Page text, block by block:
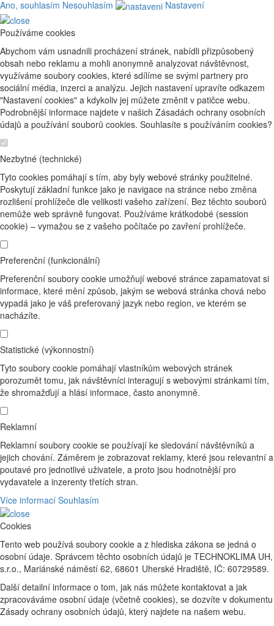
Ano, souhlasím Nesouhlasím Nastavení
Používáme cookies
Abychom vám usnadnili procházení stránek, nabídli přizpůsobený
obsah nebo reklamu a mohli anonymně analyzovat návštěvnost,
využíváme soubory cookies, které sdílíme se svými partnery pro
sociální média, inzerci a analýzu. Jejich nastavení upravíte odkazem
"Nastavení cookies" a kdykoliv jej můžete změnit v patičce webu.
Podrobnější informace najdete v našich Zásadách ochrany osobních
údajů a používání souborů cookies. Souhlasíte s používáním cookies?
Nezbytné (technické)
Tyto cookies pomáhají s tím, aby byly webové stránky použitelné.
Poskytují základní funkce jako je navigace na stránce nebo změna
rozlišení prohlížeče dle velikosti vašeho zařízení. Bez těchto souborů
nemůže web správně fungovat. Používáme krátkodobé (session
cookie) – vymažou se z vašeho počítače po zavření prohlížeče.
Preferenční (funkcionální)
Preferenční soubory cookie umožňují webové stránce zapamatovat si
informace, které mění způsob, jakým se webová stránka chová nebo
vypadá jako je váš preferovaný jazyk nebo region, ve kterém se
nacházíte.
Statistické (výkonnostní)
Tyto soubory cookie pomáhají vlastníkům webových stránek
porozumět tomu, jak návštěvníci interagují s webovými stránkami tím,
že shromažďují a hlásí informace, často anonymně.
Reklamní
Reklamní soubory cookie se používají ke sledování návštěvníků a
jejich chování. Záměrem je zobrazovat reklamy, které jsou relevantní a
poutavé pro jednotlivé uživatele, a proto jsou hodnotnější pro
vydavatele a inzerenty třetích stran.
Více informací Souhlasím
Cookies
Tento web používá soubory cookie a z hlediska zákona se jedná o
osobní údaje. Správcem těchto osobních údajů je TECHNOKLIMA UH,
s.r.o., Mariánské náměstí 62, 68601 Uherské Hradiště, IČ: 60729589.
Další detailní informace o tom, jak nás můžete kontaktovat a jak
zpracováváme osobní údaje (včetně cookies), se dozvíte v dokumentu
Zásady ochrany osobních údajů, který najdete na našem webu.